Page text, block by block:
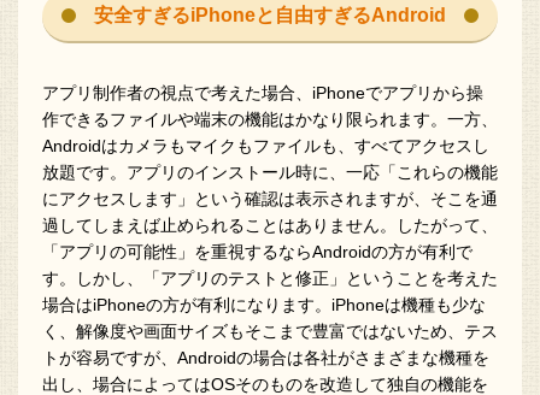
安全すぎるiPhoneと自由すぎるAndroid
アプリ制作者の視点で考えた場合、iPhoneでアプリから操
作できるファイルや端末の機能はかなり限られます。一方、
Androidはカメラもマイクもファイルも、すべてアクセスし
放題です。アプリのインストール時に、一応「これらの機能
にアクセスします」という確認は表示されますが、そこを通
過してしまえば止められることはありません。したがって、
「アプリの可能性」を重視するならAndroidの方が有利で
す。しかし、「アプリのテストと修正」ということを考えた
場合はiPhoneの方が有利になります。iPhoneは機種も少な
く、解像度や画面サイズもそこまで豊富ではないため、テス
トが容易ですが、Androidの場合は各社がさまざまな機種を
出し、場合によってはOSそのものを改造して独自の機能を